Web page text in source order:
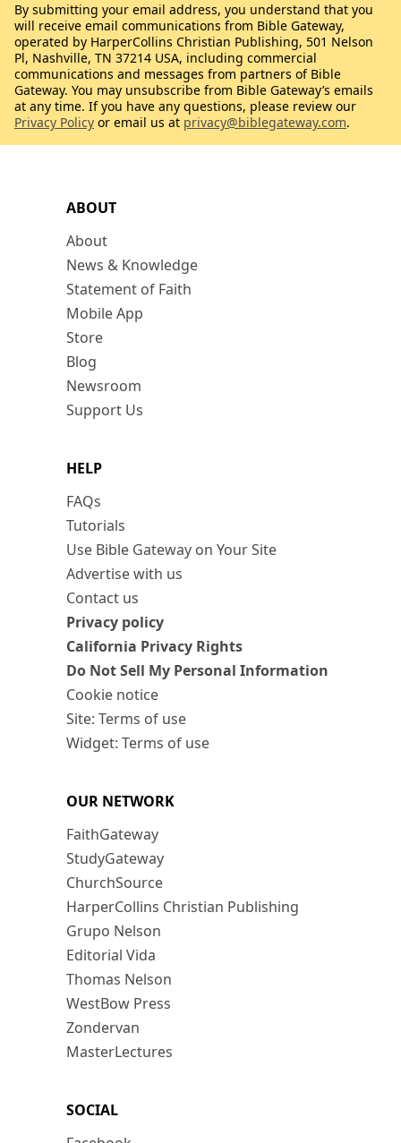
ABOUT
About
News & Knowledge
Statement of Faith
Mobile App
Store
Blog
Newsroom
Support Us
HELP
FAQs
Tutorials
Use Bible Gateway on Your Site
Advertise with us
Contact us
Privacy policy
California Privacy Rights
Do Not Sell My Personal Information
Cookie notice
Site: Terms of use
Widget: Terms of use
OUR NETWORK
FaithGateway
StudyGateway
ChurchSource
HarperCollins Christian Publishing
Grupo Nelson
Editorial Vida
Thomas Nelson
WestBow Press
Zondervan
MasterLectures
SOCIAL
By submitting your email address, you understand that you
will receive email communications from Bible Gateway,
operated by HarperCollins Christian Publishing, 501 Nelson
Pl, Nashville, TN 37214 USA, including commercial
communications and messages from partners of Bible
Gateway. You may unsubscribe from Bible Gateway’s emails
at any time. If you have any questions, please review our
Privacy Policy or email us at privacy@biblegateway.com.